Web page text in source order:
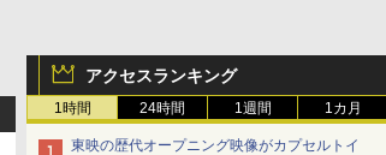
アクセスランキング
1時間 24時間 1週間 1カ月
東映の歴代オープニング映像がカプセルトイ